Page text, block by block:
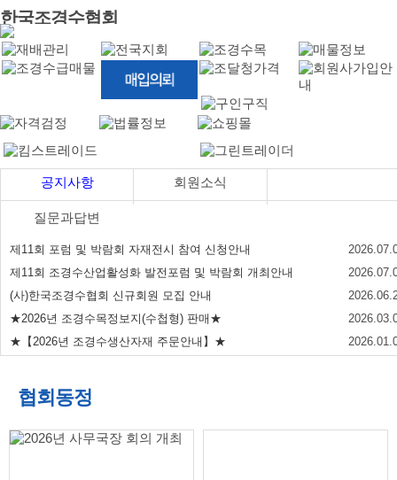
한국조경수협회
공지사항 회원소식
질문과답변
제11회 포럼 및 박람회 자재전시 참여 신청안내
제11회 조경수산업활성화 발전포럼 및 박람회 개최안내
(사)한국조경수협회 신규회원 모집 안내
★2026년 조경수목정보지(수첩형) 판매★
★【2026년 조경수생산자재 주문안내】★
협회동정